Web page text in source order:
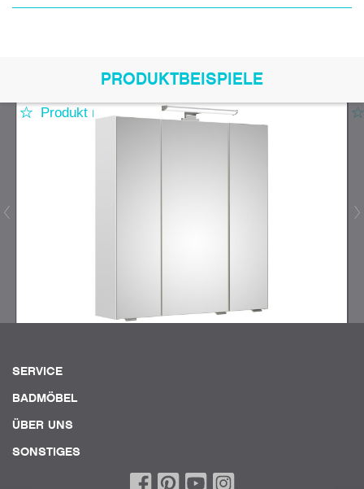
PRODUKTBEISPIELE
Produkt merken
SERVICE
BADMÖBEL
ÜBER UNS
SONSTIGES